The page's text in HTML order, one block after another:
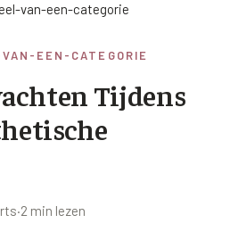
van-een-categorie
EEN-CATEGORIE
Tijdens
·2 min lezen